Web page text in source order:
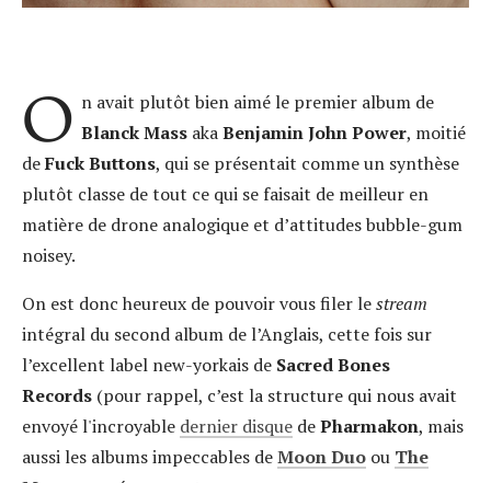
O n avait plutôt bien aimé le premier album de
Blanck MassakaBenjamin John Power, moitié
deFuck Buttons, qui se présentait comme un synthèse
plutôt classe de tout ce qui se faisait de meilleur en
matière de drone analogique et d’attitudes bubble-gum
noisey.
On est donc heureux de pouvoir vous filer lestream
intégral du second album de l’Anglais, cette fois sur
l’excellent label new-yorkais de Sacred Bones
Records (pour rappel, c’est la structure qui nous avait
envoyé l'incroyable dernier disque dePharmakon, mais
aussi les albums impeccables deMoon Duo ou The